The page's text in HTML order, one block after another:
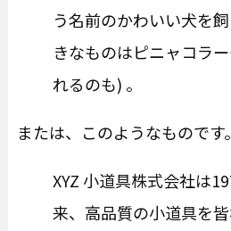
う名前のかわいい犬を
きなものはピニャコラ
れるのも) 。
または、このようなものです。
XYZ 小道具株式会社は
来、高品質の小道具を